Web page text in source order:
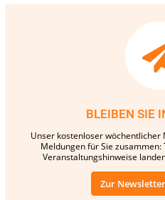
BLEIBEN SIE
Unser kostenloser
Meldungen für Sie
Veranstaltungshinweise
Zur